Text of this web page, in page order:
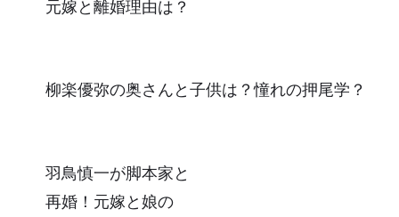
元嫁と離婚理由は？
柳楽優弥の奥さんと子供は？憧れの押尾学？
羽鳥慎一が脚本家と
再婚！元嫁と娘の